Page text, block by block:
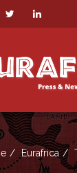
Eurafrica